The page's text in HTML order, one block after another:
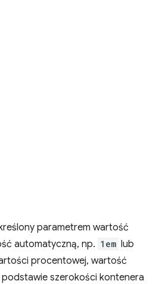
parametrem wartość
automatyczną, np. 1em lub
procentowej, wartość
szerokości kontenera